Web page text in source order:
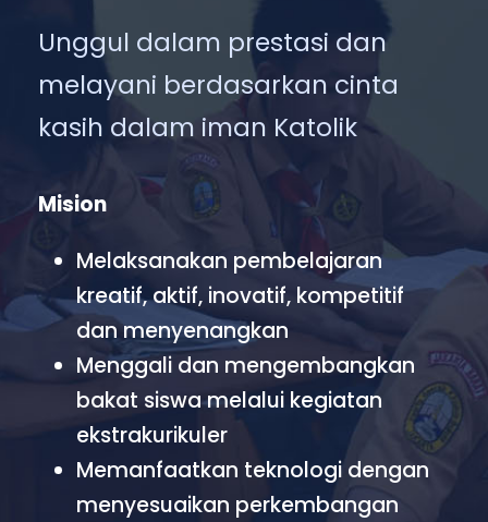
Unggul dalam prestasi dan
melayani berdasarkan cinta
kasih dalam iman Katolik
Mision
Melaksanakan pembelajaran
kreatif, aktif, inovatif, kompetitif
dan menyenangkan
Menggali dan mengembangkan
bakat siswa melalui kegiatan
ekstrakurikuler
Memanfaatkan teknologi dengan
menyesuaikan perkembangan